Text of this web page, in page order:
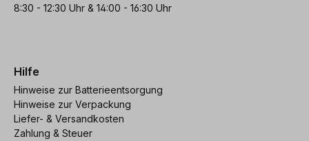
8:30 - 12:30 Uhr & 14:00 - 16:30 Uhr
Hilfe
Hinweise zur Batterieentsorgung
Hinweise zur Verpackung
Liefer- & Versandkosten
Zahlung & Steuer